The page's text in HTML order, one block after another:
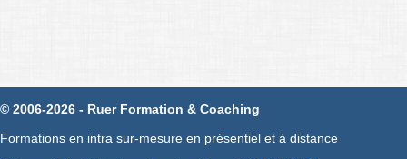
© 2006-2026 - Ruer Formation & Coaching
Formations en intra sur-mesure en présentiel et à distance